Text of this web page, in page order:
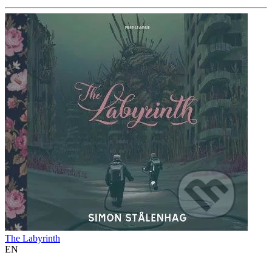
The Labyrinth
EN